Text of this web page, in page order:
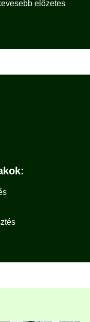
előzetes
: